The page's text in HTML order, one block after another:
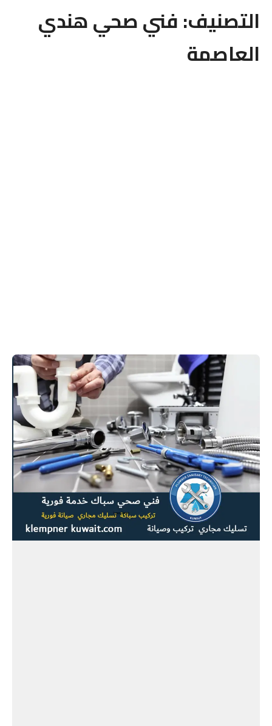
التصنيف:فني صحي هندي
العاصمة